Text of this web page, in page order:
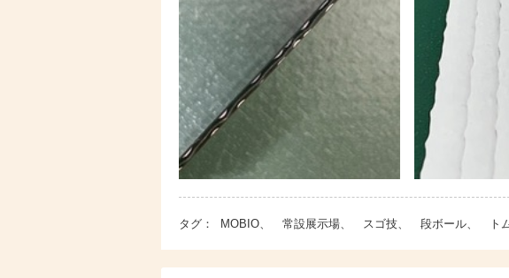
タグ： MOBIO、 常設展示場、 スゴ技、 段ボール、 ト